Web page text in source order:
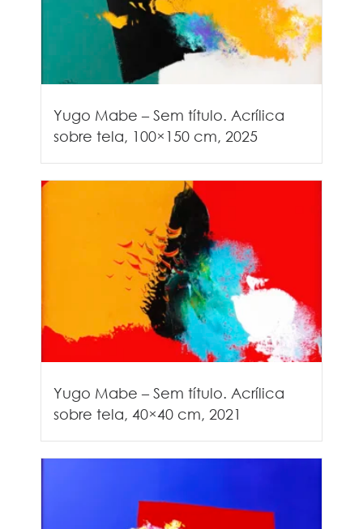
Yugo Mabe – Sem título. Acrílica
sobre tela, 100×150 cm, 2025
Yugo Mabe – Sem título. Acrílica
sobre tela, 40×40 cm, 2021